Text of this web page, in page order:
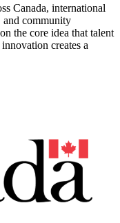
Canada, international
and community
the core idea that talent
creates a